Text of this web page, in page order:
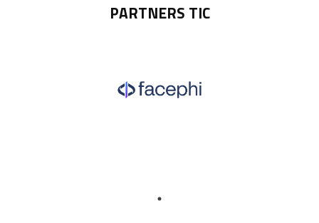
PARTNERS TIC